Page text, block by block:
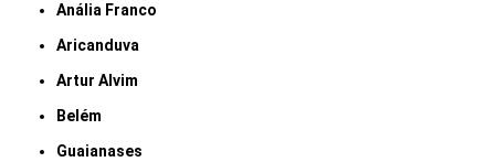
Anália Franco
Aricanduva
Artur Alvim
Belém
Guaianases